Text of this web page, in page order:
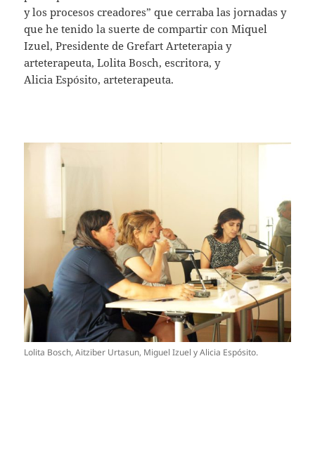
y los procesos creadores” que cerraba las jornadas y
que he tenido la suerte de compartir con Miquel
Izuel, Presidente de Grefart Arteterapia y
arteterapeuta, Lolita Bosch, escritora, y
Alicia Espósito, arteterapeuta.
Lolita Bosch, Aitziber Urtasun, Miguel Izuel y Alicia Espósito.